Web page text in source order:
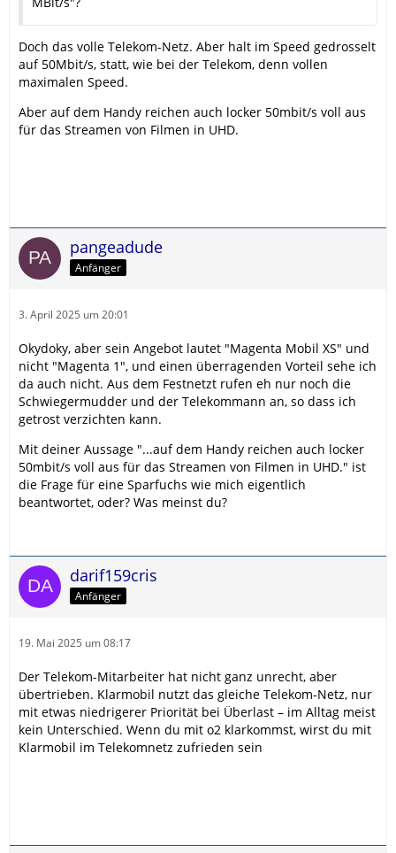
Doch das volle Telekom-Netz. Aber halt im Speed gedrosselt
auf 50Mbit/s, statt, wie bei der Telekom, denn vollen
maximalen Speed.
Aber auf dem Handy reichen auch locker 50mbit/s voll aus
für das Streamen von Filmen in UHD.
pangeadude
Anfänger
3. April 2025 um 20:01
Okydoky, aber sein Angebot lautet "Magenta Mobil XS" und
nicht "Magenta 1", und einen überragenden Vorteil sehe ich
da auch nicht. Aus dem Festnetzt rufen eh nur noch die
Schwiegermudder und der Telekommann an, so dass ich
getrost verzichten kann.
Mit deiner Aussage "...auf dem Handy reichen auch locker
50mbit/s voll aus für das Streamen von Filmen in UHD." ist
die Frage für eine Sparfuchs wie mich eigentlich
beantwortet, oder? Was meinst du?
darif159cris
Anfänger
19. Mai 2025 um 08:17
Der Telekom-Mitarbeiter hat nicht ganz unrecht, aber
übertrieben. Klarmobil nutzt das gleiche Telekom-Netz, nur
mit etwas niedrigerer Priorität bei Überlast – im Alltag meist
kein Unterschied. Wenn du mit o2 klarkommst, wirst du mit
Klarmobil im Telekomnetz zufrieden sein